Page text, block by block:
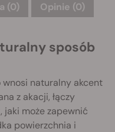
(0) Opinie (0)
sposób
wnosi naturalny akcent
z akacji, łączy
jaki może zapewnić
powierzchnia i